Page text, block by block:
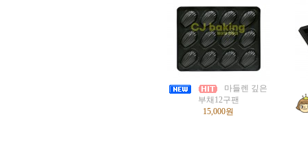
마들렌 깊은
부채12구팬
15,000원